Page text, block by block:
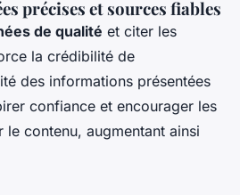
précises et sources fiables
de qualité et citer les
la crédibilité de
des informations présentées
confiance et encourager les
le contenu, augmentant ainsi